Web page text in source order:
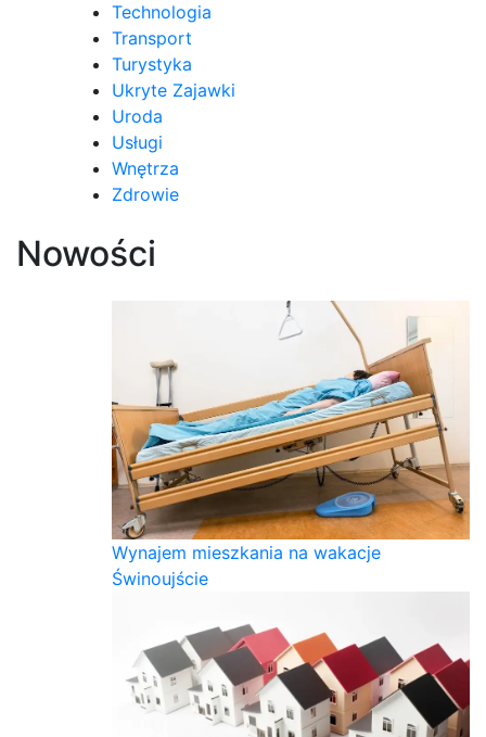
Technologia
Transport
Turystyka
Ukryte Zajawki
Uroda
Usługi
Wnętrza
Zdrowie
Nowości
Wynajem mieszkania na wakacje
Świnoujście